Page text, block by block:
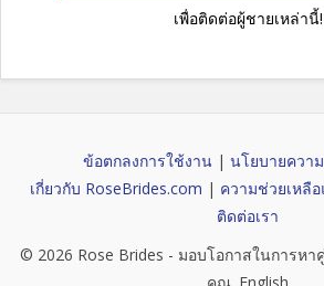
เพื่อติดต่อผู้ชายเหล่านี้!
ข้อตกลงการใช้งาน | นโยบายควา
เกี่ยวกับ RoseBrides.com | ความช่วยเหลื
ติดต่อเรา
© 2026 Rose Brides - มอบโอกาสในการห